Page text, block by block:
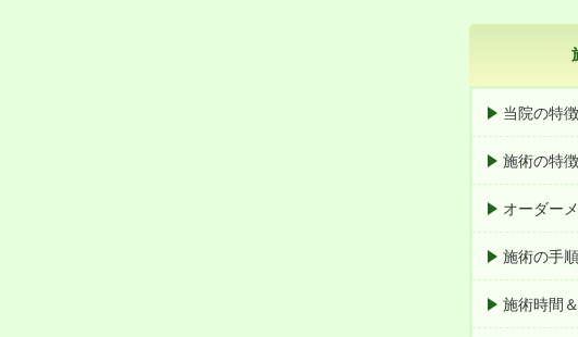
当院の特
施術の特
オーダー
施術の手順
施術時間